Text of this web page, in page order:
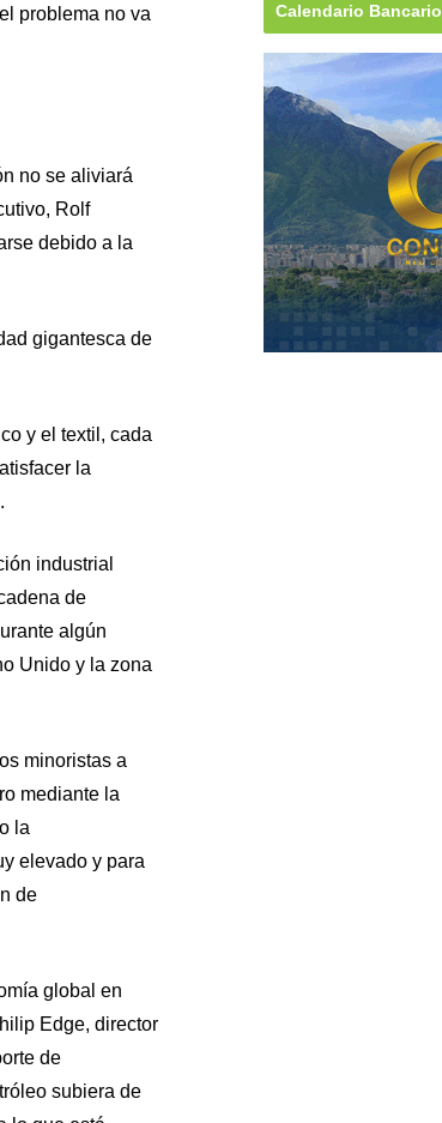
problema no va
no se aliviará
Rolf
debido a la
gigantesca de
y el textil, cada
la
industrial
de
algún
Unido y la zona
minoristas a
mediante la
la
elevado y para
de
global en
Edge, director
de
subiera de
Calendario Bancario